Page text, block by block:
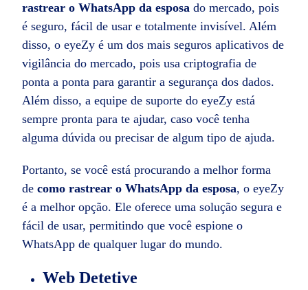
rastrear o WhatsApp da esposa do mercado, pois
é seguro, fácil de usar e totalmente invisível. Além
disso, o eyeZy é um dos mais seguros aplicativos de
vigilância do mercado, pois usa criptografia de
ponta a ponta para garantir a segurança dos dados.
Além disso, a equipe de suporte do eyeZy está
sempre pronta para te ajudar, caso você tenha
alguma dúvida ou precisar de algum tipo de ajuda.
Portanto, se você está procurando a melhor forma
decomo rastrear o WhatsApp da esposa, o eyeZy
é a melhor opção. Ele oferece uma solução segura e
fácil de usar, permitindo que você espione o
WhatsApp de qualquer lugar do mundo.
Web Detetive